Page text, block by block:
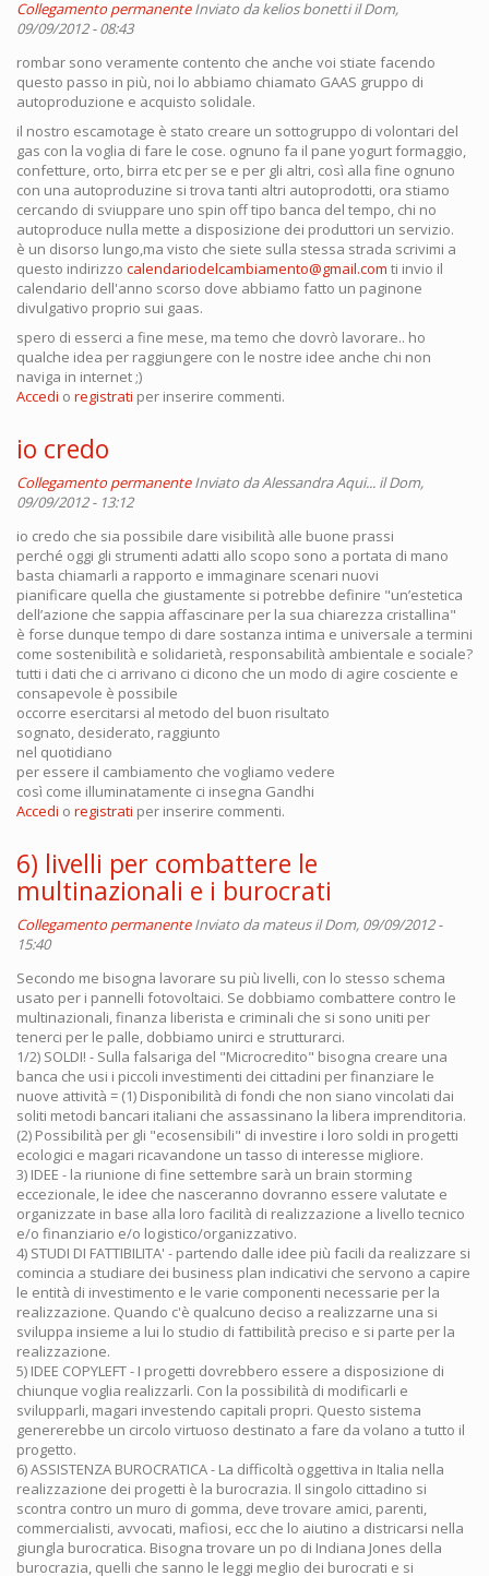
Collegamento permanente Inviato dakelios bonettiil Dom,
09/09/2012 - 08:43
rombar sono veramente contento che anche voi stiate facendo
questo passo in più, noi lo abbiamo chiamato GAAS gruppo di
autoproduzione e acquisto solidale.
il nostro escamotage è stato creare un sottogruppo di volontari del
gas con la voglia di fare le cose. ognuno fa il pane yogurt formaggio,
confetture, orto, birra etc per se e per gli altri, così alla fine ognuno
con una autoproduzine si trova tanti altri autoprodotti, ora stiamo
cercando di sviuppare uno spin off tipo banca del tempo, chi no
autoproduce nulla mette a disposizione dei produttori un servizio.
è un disorso lungo,ma visto che siete sulla stessa strada scrivimi a
questo indirizzo calendariodelcambiamento@gmail.com ti invio il
calendario dell'anno scorso dove abbiamo fatto un paginone
divulgativo proprio sui gaas.
spero di esserci a fine mese, ma temo che dovrò lavorare.. ho
qualche idea per raggiungere con le nostre idee anche chi non
naviga in internet ;)
Accedi o registrati per inserire commenti.
io credo
Collegamento permanente Inviato daAlessandra Aqui... il Dom,
09/09/2012 - 13:12
io credo che sia possibile dare visibilità alle buone prassi
perché oggi gli strumenti adatti allo scopo sono a portata di mano
basta chiamarli a rapporto e immaginare scenari nuovi
pianificare quella che giustamente si potrebbe definire "un’estetica
dell’azione che sappia affascinare per la sua chiarezza cristallina"
è forse dunque tempo di dare sostanza intima e universale a termini
come sostenibilità e solidarietà, responsabilità ambientale e sociale?
tutti i dati che ci arrivano ci dicono che un modo di agire cosciente e
consapevole è possibile
occorre esercitarsi al metodo del buon risultato
sognato, desiderato, raggiunto
nel quotidiano
per essere il cambiamento che vogliamo vedere
così come illuminatamente ci insegna Gandhi
Accedi o registrati per inserire commenti.
6) livelli per combattere le
multinazionali e i burocrati
Collegamento permanente Inviato damateusil Dom, 09/09/2012 -
15:40
Secondo me bisogna lavorare su più livelli, con lo stesso schema
usato per i pannelli fotovoltaici. Se dobbiamo combattere contro le
multinazionali, finanza liberista e criminali che si sono uniti per
tenerci per le palle, dobbiamo unirci e strutturarci.
1/2) SOLDI! - Sulla falsariga del "Microcredito" bisogna creare una
banca che usi i piccoli investimenti dei cittadini per finanziare le
nuove attività = (1) Disponibilità di fondi che non siano vincolati dai
soliti metodi bancari italiani che assassinano la libera imprenditoria.
(2) Possibilità per gli "ecosensibili" di investire i loro soldi in progetti
ecologici e magari ricavandone un tasso di interesse migliore.
3) IDEE - la riunione di fine settembre sarà un brain storming
eccezionale, le idee che nasceranno dovranno essere valutate e
organizzate in base alla loro facilità di realizzazione a livello tecnico
e/o finanziario e/o logistico/organizzativo.
4) STUDI DI FATTIBILITA' - partendo dalle idee più facili da realizzare si
comincia a studiare dei business plan indicativi che servono a capire
le entità di investimento e le varie componenti necessarie per la
realizzazione. Quando c'è qualcuno deciso a realizzarne una si
sviluppa insieme a lui lo studio di fattibilità preciso e si parte per la
realizzazione.
5) IDEE COPYLEFT - I progetti dovrebbero essere a disposizione di
chiunque voglia realizzarli. Con la possibilità di modificarli e
svilupparli, magari investendo capitali propri. Questo sistema
genererebbe un circolo virtuoso destinato a fare da volano a tutto il
progetto.
6) ASSISTENZA BUROCRATICA - La difficoltà oggettiva in Italia nella
realizzazione dei progetti è la burocrazia. Il singolo cittadino si
scontra contro un muro di gomma, deve trovare amici, parenti,
commercialisti, avvocati, mafiosi, ecc che lo aiutino a districarsi nella
giungla burocratica. Bisogna trovare un po di Indiana Jones della
burocrazia, quelli che sanno le leggi meglio dei burocrati e si